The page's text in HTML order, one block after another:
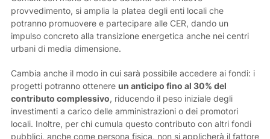
provvedimento, si amplia la platea degli enti locali che
potranno promuovere e partecipare alle CER, dando un
impulso concreto alla transizione energetica anche nei centri
urbani di media dimensione.
Cambia anche il modo in cui sarà possibile accedere ai fondi: i
progetti potranno ottenere un anticipo fino al 30% del
contributo complessivo, riducendo il peso iniziale degli
investimenti a carico delle amministrazioni o dei promotori
locali. Inoltre, per chi cumula questo contributo con altri fondi
pubblici, anche come persona fisica, non si applicherà il fattore